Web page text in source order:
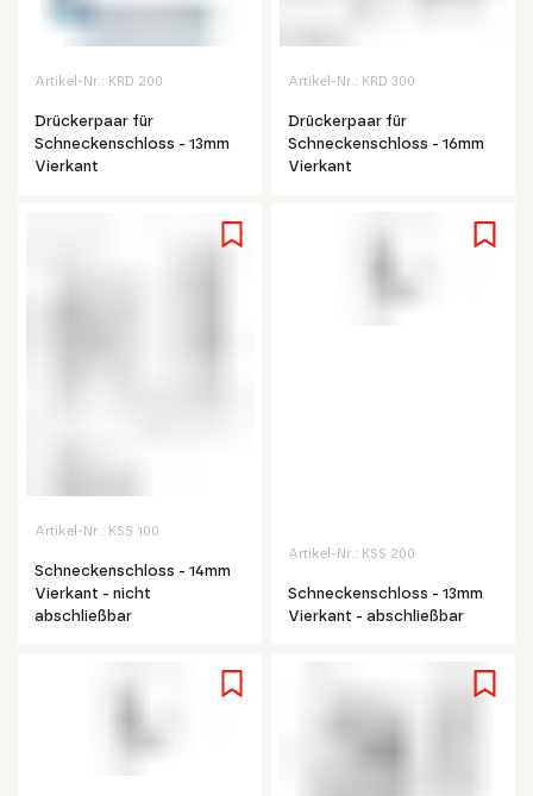
Artikel-Nr.: KRD 200
Drückerpaar für
Schneckenschloss - 13mm
Vierkant
Artikel-Nr.: KRD 300
Drückerpaar für
Schneckenschloss - 16mm
Vierkant
Artikel-Nr.: KSS 100
Schneckenschloss - 14mm
Vierkant - nicht
abschließbar
Artikel-Nr.: KSS 200
Schneckenschloss - 13mm
Vierkant - abschließbar